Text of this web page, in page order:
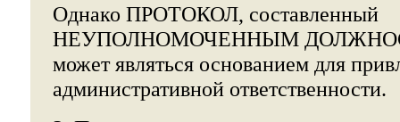
Однако ПРОТОКОЛ, составленный
НЕУПОЛНОМОЧЕННЫМ
может являться основанием для
административной ответственности.